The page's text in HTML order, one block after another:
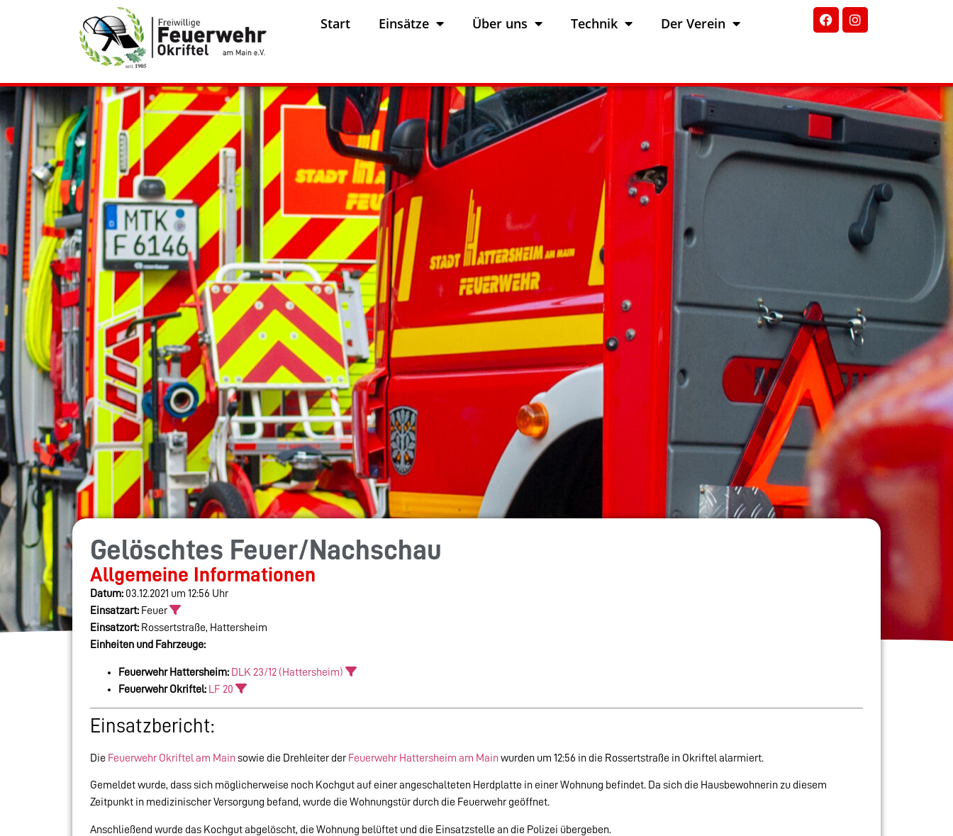
Start Einsätze Über uns Technik Der Verein
Gelöschtes Feuer/Nachschau
Allgemeine Informationen
Datum: 03.12.2021 um 12:56 Uhr
Einsatzart: Feuer
Einsatzort: Rossertstraße, Hattersheim
Einheiten und Fahrzeuge:
Feuerwehr Hattersheim: DLK 23/12 (Hattersheim)
Feuerwehr Okriftel:
LF 20
Einsatzbericht:
Die Feuerwehr Okriftel am Mainsowie die Drehleiter der Feuerwehr Hattersheim am Mainwurden um 12:56 in die Rossertstraße in Okriftel alarmiert.
Gemeldet wurde, dass sich möglicherweise noch Kochgut auf einer angeschalteten Herdplatte in einer Wohnung befindet. Da sich die Hausbewohnerin zu diesem
Zeitpunkt in medizinischer Versorgung befand, wurde die Wohnungstür durch die Feuerwehr geöffnet.
Anschließend wurde das Kochgut abgelöscht, die Wohnung belüftet und die Einsatzstelle an die Polizei übergeben.